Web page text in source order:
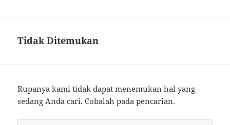
Tidak Ditemukan
Rupanya kami tidak dapat menemukan hal yang
sedang Anda cari. Cobalah pada pencarian.